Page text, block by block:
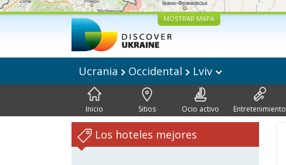
MOSTRAR MAPA
Ucrania Occidental Lviv
Inicio Sitios Ocio activo Entretenimiento
Los hoteles mejores